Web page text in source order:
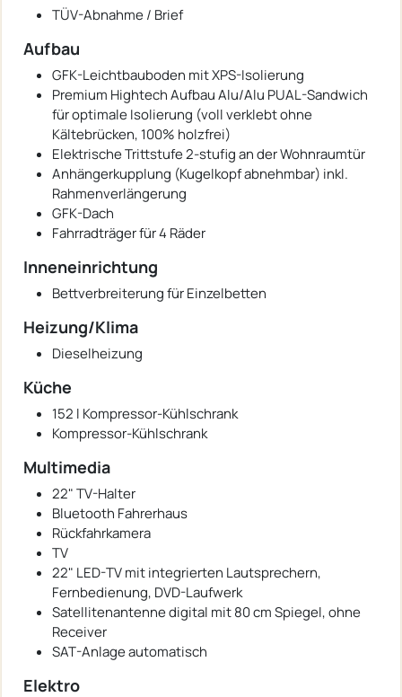
TÜV-Abnahme / Brief
Aufbau
GFK-Leichtbauboden mit XPS-Isolierung
Premium Hightech Aufbau Alu/Alu PUAL-Sandwich
für optimale Isolierung (voll verklebt ohne
Kältebrücken, 100% holzfrei)
Elektrische Trittstufe 2-stufig an der Wohnraumtür
Anhängerkupplung (Kugelkopf abnehmbar) inkl.
Rahmenverlängerung
GFK-Dach
Fahrradträger für 4 Räder
Inneneinrichtung
Bettverbreiterung für Einzelbetten
Heizung/Klima
Dieselheizung
Küche
152 l Kompressor-Kühlschrank
Kompressor-Kühlschrank
Multimedia
22" TV-Halter
Bluetooth Fahrerhaus
Rückfahrkamera
TV
22" LED-TV mit integrierten Lautsprechern,
Fernbedienung, DVD-Laufwerk
Satellitenantenne digital mit 80 cm Spiegel, ohne
Receiver
SAT-Anlage automatisch
Elektro